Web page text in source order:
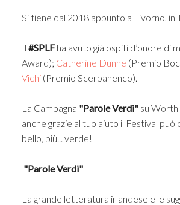
Si tiene dal 2018 appunto a Livorno, in
Il #SPLFha avuto già ospiti d’onore di
Award); Catherine Dunne (Premio
Vichi (Premio Scerbanenco).
La Campagna "Parole Verdi" su Worth
anche grazie al tuo aiuto il Festival
bello, più... verde!
"Parole Verdi"
La grande letteratura irlandese e le